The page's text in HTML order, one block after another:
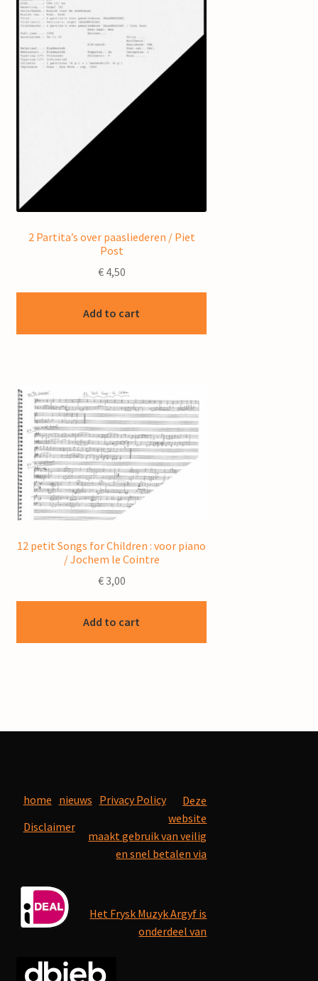
2 Partita’s over paasliederen / Piet
Post
€4,50
Add to cart
12 petit Songs for Children : voor piano
/ Jochem le Cointre
€3,00
Add to cart
home nieuws Privacy Policy
Disclaimer
Deze
website
maakt gebruik van veilig
en snel betalen via
Het Frysk Muzyk Argyf is
onderdeel van